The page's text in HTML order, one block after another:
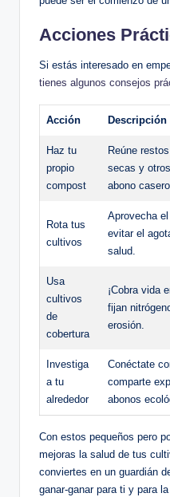
Acciones
Si estás interesado en
tienes algunos consejos
Acción Descripción
Haz tu
propio
compost
Reúne
secas y
abono
Rota tus
cultivos
Aprovecha
evitar el
salud.
Usa
cultivos
de
cobertura
¡Cobra vida
fijan
erosión.
Investiga
a tu
alrededor
Conéctate
comparte
abonos
Con estos pequeños pero
mejoras la salud de tus
conviertes en un guardián
ganar-ganar para ti y para